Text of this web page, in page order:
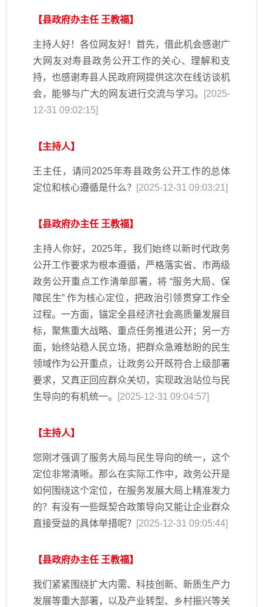
【县政府办主任 王教福】
主持人好！各位网友好！首先，借此机会感谢广
大网友对寿县政务公开工作的关心、理解和支
持，也感谢寿县人民政府网提供这次在线访谈机
会，能够与广大的网友进行交流与学习。
[2025-
12-31 09:02:15]
【主持人】
王主任，请问2025年寿县政务公开工作的总体
定位和核心遵循是什么？ [2025-12-31 09:03:21]
【县政府办主任 王教福】
主持人你好，2025年，我们始终以新时代政务
公开工作要求为根本遵循，严格落实省、市两级
政务公开重点工作清单部署，将 “服务大局、保
障民生” 作为核心定位，把政治引领贯穿工作全
过程。一方面，锚定全县经济社会高质量发展目
标，聚焦重大战略、重点任务推进公开；另一方
面，始终站稳人民立场，把群众急难愁盼的民生
领域作为公开重点，让政务公开既符合上级部署
要求，又真正回应群众关切，实现政治站位与民
生导向的有机统一。
[2025-12-31 09:04:57]
【主持人】
您刚才强调了服务大局与民生导向的统一，这个
定位非常清晰。那么在实际工作中，政务公开是
如何围绕这个定位，在服务发展大局上精准发力
的？有没有一些既契合政策导向又能让企业群众
直接受益的具体举措呢？ [2025-12-31 09:05:44]
【县政府办主任 王教福】
我们紧紧围绕扩大内需、科技创新、新质生产力
发展等重大部署，以及产业转型、乡村振兴等关